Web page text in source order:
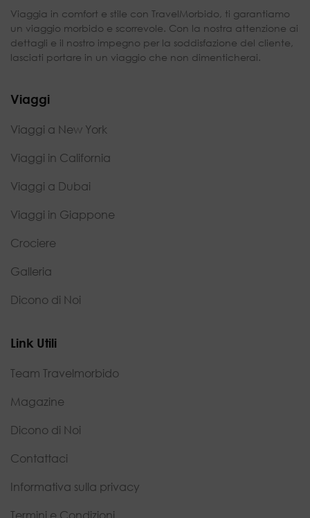
Viaggia in comfort e stile con TravelMorbido, ti garantiamo
un viaggio morbido e scorrevole. Con la nostra attenzione ai
dettagli e il nostro impegno per la soddisfazione del cliente,
lasciati portare in un viaggio che non dimenticherai.
Viaggi
Viaggi a New York
Viaggi in California
Viaggi a Dubai
Viaggi in Giappone
Crociere
Galleria
Dicono di Noi
Link Utili
Team Travelmorbido
Magazine
Dicono di Noi
Contattaci
Informativa sulla privacy
Termini e Condizioni